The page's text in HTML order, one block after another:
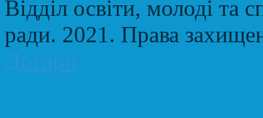
Відділ освіти, молоді та
ради. 2021. Права
Догори